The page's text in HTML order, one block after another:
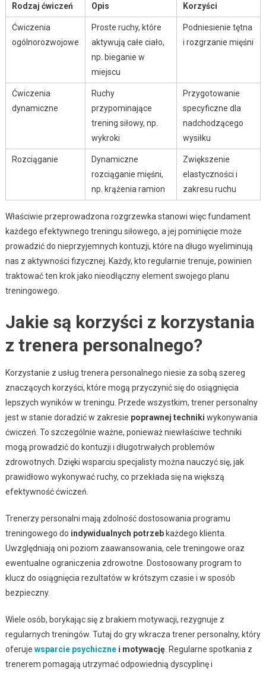
Rodzaj ćwiczeń Opis Korzyści
Ćwiczenia
ogólnorozwojowe
Proste ruchy, które
aktywują całe ciało,
np. bieganie w
miejscu
Podniesienie tętna
i rozgrzanie mięśni
Ćwiczenia
dynamiczne
Ruchy
przypominające
trening siłowy, np.
wykroki
Przygotowanie
specyficzne dla
nadchodzącego
wysiłku
Rozciąganie
Dynamiczne
rozciąganie mięśni,
np. krążenia ramion
Zwiększenie
elastyczności i
zakresu ruchu
Właściwie przeprowadzona rozgrzewka stanowi więc fundament
każdego efektywnego treningu siłowego, a jej pominięcie może
prowadzić do nieprzyjemnych kontuzji, które na długo wyeliminują
nas z aktywności fizycznej. Każdy, kto regularnie trenuje, powinien
traktować ten krok jako nieodłączny element swojego planu
treningowego.
Jakie są korzyści z korzystania
z trenera personalnego?
Korzystanie z usług trenera personalnego niesie za sobą szereg
znaczących korzyści, które mogą przyczynić się do osiągnięcia
lepszych wyników w treningu. Przede wszystkim, trener personalny
jest w stanie doradzić w zakresie poprawnej techniki wykonywania
ćwiczeń. To szczególnie ważne, ponieważ niewłaściwe techniki
mogą prowadzić do kontuzji i długotrwałych problemów
zdrowotnych. Dzięki wsparciu specjalisty można nauczyć się, jak
prawidłowo wykonywać ruchy, co przekłada się na większą
efektywność ćwiczeń.
Trenerzy personalni mają zdolność dostosowania programu
treningowego do indywidualnych potrzebkażdego klienta.
Uwzględniają oni poziom zaawansowania, cele treningowe oraz
ewentualne ograniczenia zdrowotne. Dostosowany program to
klucz do osiągnięcia rezultatów w krótszym czasie i w sposób
bezpieczny.
Wiele osób, borykając się z brakiem motywacji, rezygnuje z
regularnych treningów. Tutaj do gry wkracza trener personalny, który
oferuje wsparcie psychicznei motywację. Regularne spotkania z
trenerem pomagają utrzymać odpowiednią dyscyplinę i